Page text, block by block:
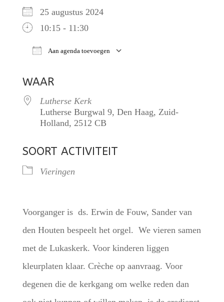
25 augustus 2024
10:15 - 11:30
Aan agenda toevoegen
WAAR
Lutherse Kerk
Lutherse Burgwal 9, Den Haag, Zuid-
Holland, 2512 CB
SOORT ACTIVITEIT
Vieringen
Voorganger is ds. Erwin de Fouw, Sander van
den Houten bespeelt het orgel. We vieren samen
met de Lukaskerk. Voor kinderen liggen
kleurplaten klaar. Crèche op aanvraag. Voor
degenen die de kerkgang om welke reden dan